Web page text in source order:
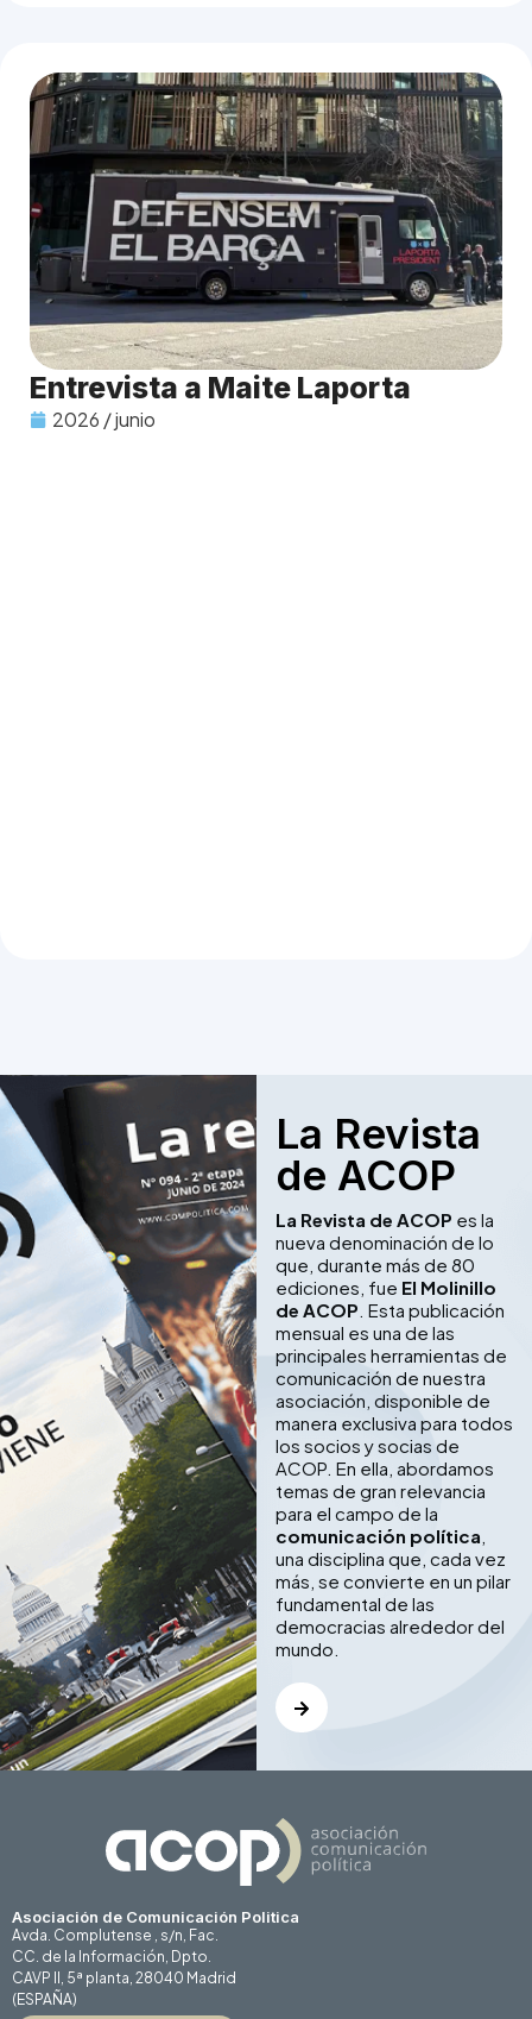
Entrevista a Maite Laporta
2026 / junio
La Revista
de ACOP
La Revista de ACOP es la
nueva denominación de lo
que, durante más de 80
ediciones, fue El Molinillo
de ACOP . Esta publicación
mensual es una de las
principales herramientas de
comunicación de nuestra
asociación, disponible de
manera exclusiva para todos
los socios y socias de
ACOP. En ella, abordamos
temas de gran relevancia
para el campo de la
comunicación política
una disciplina que, cada vez
más, se convierte en un pilar
fundamental de las
democracias alrededor del
mundo.
Asociación de Comunicación Politica
Avda. Complutense , s/n, Fac.
CC. de la Información, Dpto.
CAVP II, 5ª planta, 28040 Madrid
(ESPAÑA)